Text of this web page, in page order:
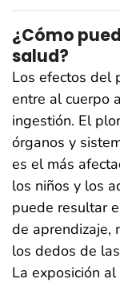
¿Cómo
salud?
Los efectos del
entre al cuerpo
ingestión. El
órganos y
es el más
los niños y los
puede resultar
de aprendizaje,
los dedos de
La exposición